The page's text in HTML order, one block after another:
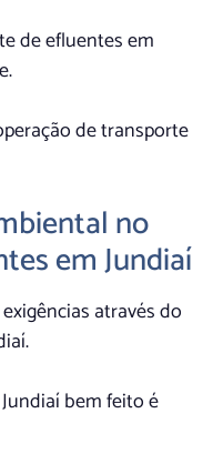
de efluentes em
de transporte
no
em Jundiaí
através do
bem feito é